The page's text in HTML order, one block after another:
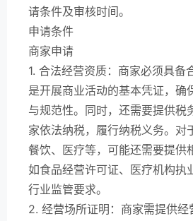
请条件及审核时间。
申请条件
商家申请
1. 合法经营资质：商家必须具备
是开展商业活动的基本凭证，确
与规范性。同时，还需要提供税
家依法纳税，履行纳税义务。对
餐饮、医疗等，可能还需要提供
如食品经营许可证、医疗机构执
行业监管要求。
2. 经营场所证明：商家需提供经